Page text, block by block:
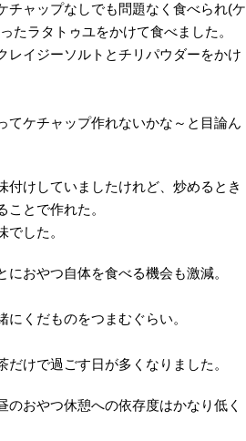
チャップなしでも問題なく食べられ(ケ
ラタトゥユをかけて食べました。
レイジーソルトとチリパウダーをかけ
てケチャップ作れないかな～と目論ん
けしていましたけれど、炒めるとき
とで作れた。
した。
おやつ自体を食べる機会も激減。
くだものをつまむぐらい。
けで過ごす日が多くなりました。
おやつ休憩への依存度はかなり低く